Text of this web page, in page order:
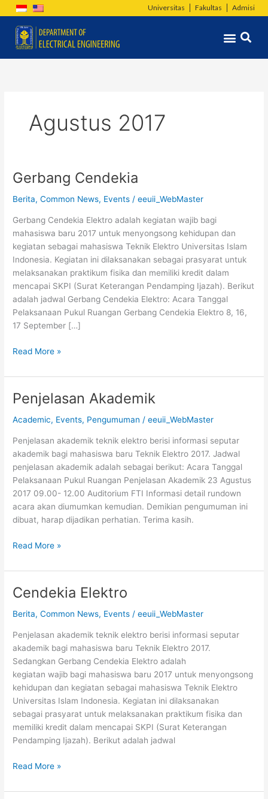
Lewati
ke
konten
Universitas Fakultas Admisi
Menu
Agustus 2017
Gerbang Cendekia
Berita,Common News, Events /eeuii_WebMaster
Gerbang Cendekia Elektro adalah kegiatan wajib bagi
mahasiswa baru 2017 untuk menyongsong kehidupan dan
kegiatan sebagai mahasiswa Teknik Elektro Universitas Islam
Indonesia. Kegiatan ini dilaksanakan sebagai prasyarat untuk
melaksanakan praktikum fisika dan memiliki kredit dalam
mencapai SKPI (Surat Keterangan Pendamping Ijazah). Berikut
adalah jadwal Gerbang Cendekia Elektro: Acara Tanggal
Pelaksanaan Pukul Ruangan Gerbang Cendekia Elektro 8, 16,
17 September […]
Gerbang
Read More »
Penjelasan Akademik
Academic, Events, Pengumuman /eeuii_WebMaster
Penjelasan akademik teknik elektro berisi informasi seputar
akademik bagi mahasiswa baru Teknik Elektro 2017. Jadwal
penjelasan akademik adalah sebagai berikut: Acara Tanggal
Pelaksanaan Pukul Ruangan Penjelasan Akademik 23 Agustus
2017 09.00- 12.00 Auditorium FTI Informasi detail rundown
acara akan diumumkan kemudian. Demikian pengumuman ini
dibuat, harap dijadikan perhatian. Terima kasih.
Penjelasan
Akademik
Read More »
Cendekia Elektro
Berita,Common News, Events /eeuii_WebMaster
Penjelasan akademik teknik elektro berisi informasi seputar
akademik bagi mahasiswa baru Teknik Elektro 2017.
Sedangkan Gerbang Cendekia Elektro adalah
kegiatan wajib bagi mahasiswa baru 2017 untuk menyongsong
kehidupan dan kegiatan sebagai mahasiswa Teknik Elektro
Universitas Islam Indonesia. Kegiatan ini dilaksanakan
sebagai prasyarat untuk melaksanakan praktikum fisika dan
memiliki kredit dalam mencapai SKPI (Surat Keterangan
Pendamping Ijazah). Berikut adalah jadwal
Cendekia
Read More »